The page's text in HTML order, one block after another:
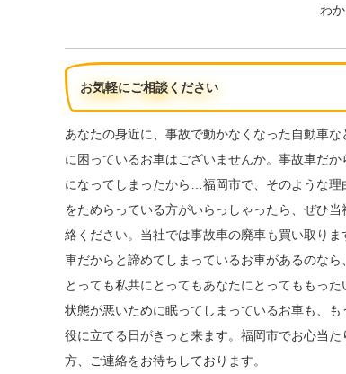
わ
お気軽にご相談ください
あなたの身近に、事故で動かなくなった自動車な
に困っているお車はございませんか。事故車だか
になってしまったから…福岡市で、そのような理
をためらっている方がいらっしゃったら、ぜひ当
絡ください。当社では事故車の廃車も買い取りま
車だからと諦めてしまっているお車があるのなら
とっても私共にとってもあなたにとってももった
状態が悪いために眠ってしまっているお車も、も
役に立てる日がきっと来ます。福岡市でお心当た
方、ご連絡をお待ちしております。